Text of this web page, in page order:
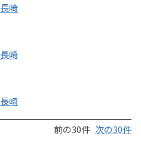
崎
崎
崎
前の30件 次の30件